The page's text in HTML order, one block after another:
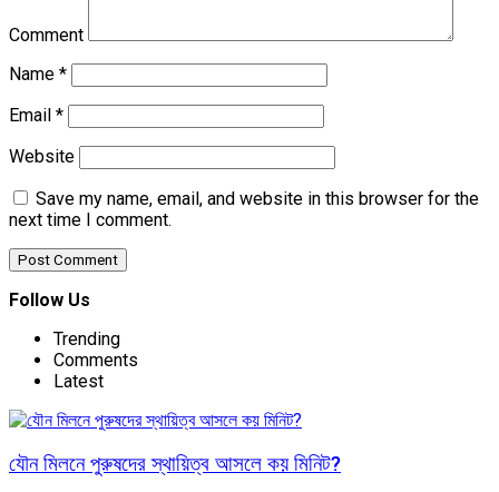
Comment
Name *
Email *
Website
Save my name, email, and website in this browser for the
next time I comment.
Follow Us
Trending
Comments
Latest
যৌন মিলনে পুরুষদের স্থায়িত্ব আসলে কয় মিনিট?